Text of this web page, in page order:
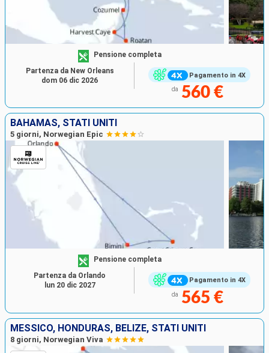
Pagamento in 4X
Pensione completa
da 560 €
Partenza da New Orleans
dom 06 dic 2026
BAHAMAS, STATI UNITI
5 giorni, Norwegian Epic
Pagamento in 4X
Pensione completa
da 565 €
Partenza da Orlando
lun 20 dic 2027
MESSICO, HONDURAS, BELIZE, STATI UNITI
8 giorni, Norwegian Viva